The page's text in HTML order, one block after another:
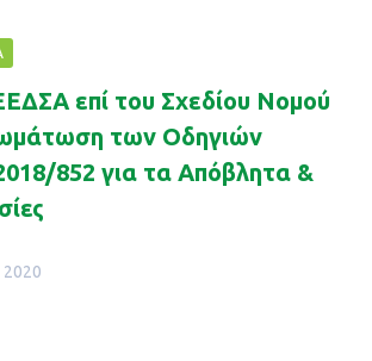
επί του Σχεδίου Νομού
των Οδηγιών
852 για τα Απόβλητα &
2020